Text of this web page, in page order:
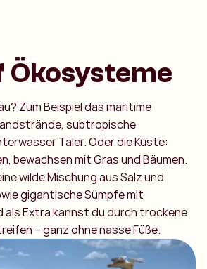
Ökosysteme
Zum Beispiel das maritime
subtropische
Täler. Oder die Küste:
bewachsen mit Gras und Bäumen.
wilde Mischung aus Salz und
gigantische Sümpfe mit
als Extra kannst du durch trockene
– ganz ohne nasse Füße.